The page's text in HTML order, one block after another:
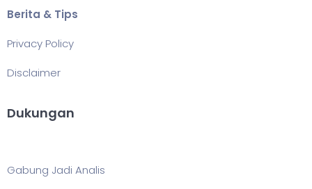
Berita & Tips
Privacy Policy
Disclaimer
Dukungan
Gabung Jadi Analis